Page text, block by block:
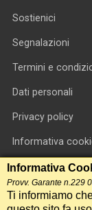
Sostienici
Segnalazioni
Termini e
Dati personali
Privacy policy
Informativa
RSS feed
RSS Top News
Informativa
Provv. Garante n.229
Ti informiamo